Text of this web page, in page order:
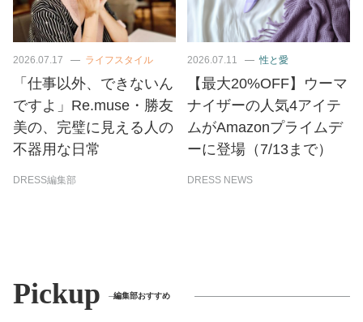
2026.07.17 ライフスタイル
「仕事以外、できないん
ですよ」Re.muse・勝友
美の、完璧に見える人の
不器用な日常
DRESS編集部
2026.07.11 性と愛
【最大20%OFF】ウーマ
ナイザーの人気4アイテ
ムがAmazonプライムデ
ーに登場（7/13まで）
DRESS NEWS
Pickup 編集部おすすめ